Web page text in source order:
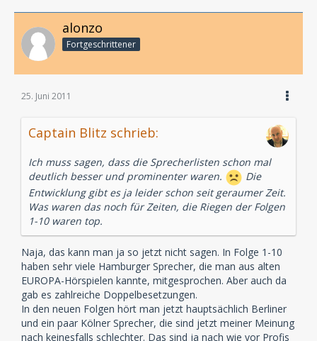
alonzo
Fortgeschrittener
25. Juni 2011
Captain Blitz schrieb:
Ich muss sagen, dass die Sprecherlisten schon mal
deutlich besser und prominenter waren.
Die
Entwicklung gibt es ja leider schon seit geraumer Zeit.
Was waren das noch für Zeiten, die Riegen der Folgen
1-10 waren top.
Naja, das kann man ja so jetzt nicht sagen. In Folge 1-10
haben sehr viele Hamburger Sprecher, die man aus alten
EUROPA-Hörspielen kannte, mitgesprochen. Aber auch da
gab es zahlreiche Doppelbesetzungen.
In den neuen Folgen hört man jetzt hauptsächlich Berliner
und ein paar Kölner Sprecher, die sind jetzt meiner Meinung
nach keinesfalls schlechter. Das sind ja nach wie vor Profis